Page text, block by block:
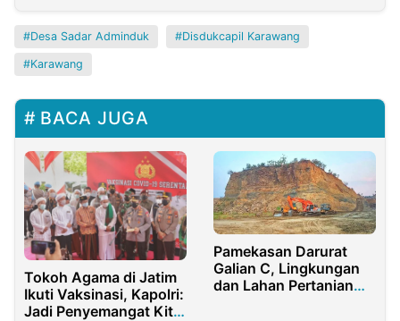
Desa Sadar Adminduk Disdukcapil Karawang
Karawang
BACA JUGA
Tokoh Agama di Jatim
Ikuti Vaksinasi, Kapolri:
Jadi Penyemangat Kita
Pamekasan Darurat
Galian C, Lingkungan
dan Lahan Pertanian